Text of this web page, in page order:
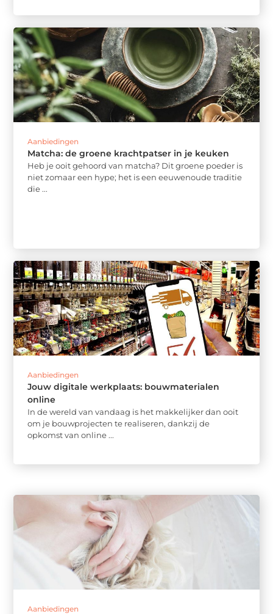
Aanbiedingen
Matcha: de groene krachtpatser in je keuken
Heb je ooit gehoord van matcha? Dit groene poeder is
niet zomaar een hype; het is een eeuwenoude traditie
die ...
Aanbiedingen
Jouw digitale werkplaats: bouwmaterialen
online
In de wereld van vandaag is het makkelijker dan ooit
om je bouwprojecten te realiseren, dankzij de
opkomst van online ...
Aanbiedingen